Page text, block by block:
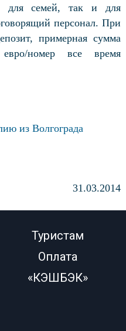
для семей, так и для
персонал. При
примерная сумма
номер все время
из Волгограда
31.03.2014
Туристам
Оплата
«КЭШБЭК»